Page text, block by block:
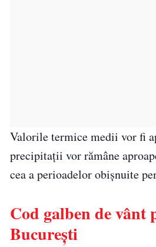
Valorile termice medii vor fi
precipitații vor rămâne
cea a perioadelor obișnuite
Cod galben de
București